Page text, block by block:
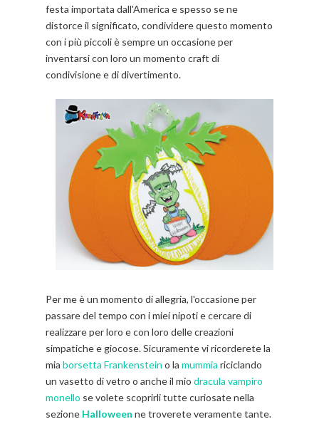
festa importata dall'America e spesso se ne
distorce il significato, condividere questo momento
con i più piccoli è sempre un occasione per
inventarsi con loro un momento craft di
condivisione e di divertimento.
Per me è un momento di allegria, l'occasione per
passare del tempo con i miei nipoti e cercare di
realizzare per loro e con loro delle creazioni
simpatiche e giocose. Sicuramente vi ricorderete la
mia borsetta Frankenstein o la mummia riciclando
un vasetto di vetro o anche il mio dracula vampiro
monello se volete scoprirli tutte curiosate nella
sezione Halloween ne troverete veramente tante.